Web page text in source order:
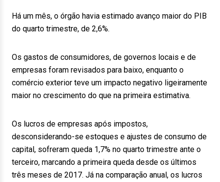
Há um mês, o órgão havia estimado avanço maior do PIB
do quarto trimestre, de 2,6%.
Os gastos de consumidores, de governos locais e de
empresas foram revisados para baixo, enquanto o
comércio exterior teve um impacto negativo ligeiramente
maior no crescimento do que na primeira estimativa.
Os lucros de empresas após impostos,
desconsiderando-se estoques e ajustes de consumo de
capital, sofreram queda 1,7% no quarto trimestre ante o
terceiro, marcando a primeira queda desde os últimos
três meses de 2017. Já na comparação anual, os lucros